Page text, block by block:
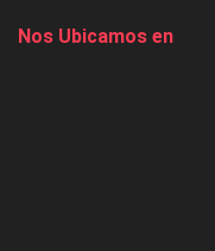
Nos Ubicamos en